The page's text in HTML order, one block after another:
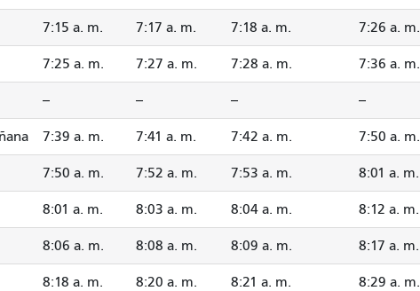
7:15 a. m. 7:17 a. m. 7:18 a. m. 7:26 a. m.
7:25 a. m. 7:27 a. m. 7:28 a. m. 7:36 a. m.
-- -- -- --
7:39 a. m. 7:41 a. m. 7:42 a. m. 7:50 a. m.
7:50 a. m. 7:52 a. m. 7:53 a. m. 8:01 a. m.
8:01 a. m. 8:03 a. m. 8:04 a. m. 8:12 a. m.
8:06 a. m. 8:08 a. m. 8:09 a. m. 8:17 a. m.
8:18 a. m. 8:20 a. m. 8:21 a. m. 8:29 a. m.